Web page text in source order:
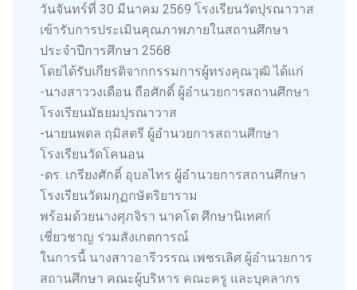
วันจันทร์ที่ 30 มีนาคม 2569 โรงเรียนวัดปุรณาวาส
เข้ารับการประเมินคุณภาพภายในสถานศึกษา
ประจำปีการศึกษา 2568
โดยได้รับเกียรติจากกรรมการผู้ทรงคุณวุฒิ ได้แก่
-นางสาววงเดือน ถือศักดิ์ ผู้อำนวยการสถานศึกษา
โรงเรียนมัธยมปุรณาวาส
-นายนพดล ฤมิสตรี ผู้อำนวยการสถานศึกษา
โรงเรียนวัดโคนอน
-ดร. เกรียงศักดิ์ อุบลไทร ผู้อำนวยการสถานศึกษา
โรงเรียนวัดมกุฏกษัตริยาราม
พร้อมด้วยนางศุภจิรา นาคโต ศึกษานิเทศก์
เชี่ยวชาญ ร่วมสังเกตการณ์
ในการนี้ นางสาวอารีวรรณ เพชรเลิศ ผู้อำนวยการ
สถานศึกษา คณะผู้บริหาร คณะครู และบุคลากร